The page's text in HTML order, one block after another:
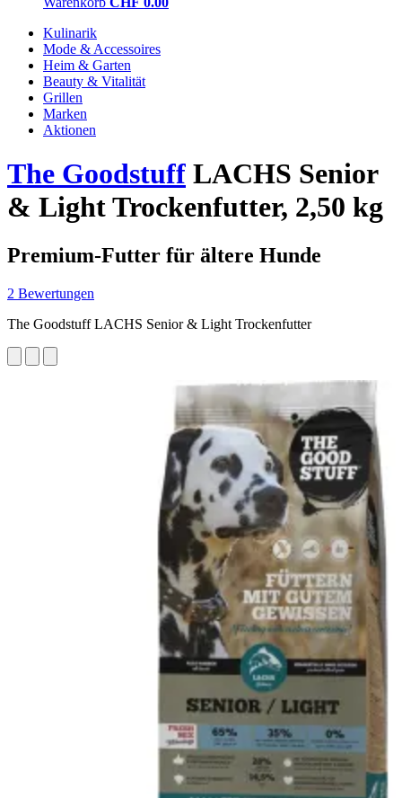
Kulinarik
Mode & Accessoires
Heim & Garten
Beauty & Vitalität
Grillen
Marken
Aktionen
The Goodstuff LACHS Senior
& Light Trockenfutter, 2,50 kg
Premium-Futter für ältere Hunde
2 Bewertungen
The Goodstuff LACHS Senior & Light Trockenfutter